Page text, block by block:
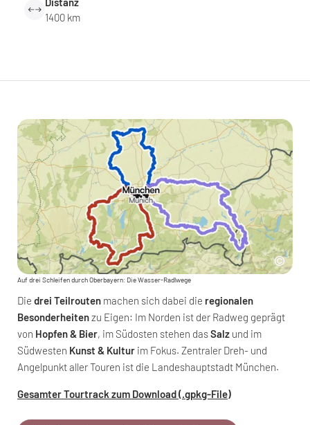
1400 km
Auf drei Schleifen durch Oberbayern: Die Wasser-Radlwege
Die drei Teilrouten machen sich dabei die regionalen
Besonderheitenzu Eigen: Im Norden ist der Radweg geprägt
von Hopfen & Bier, im Südosten stehen dasSalz und im
Südwesten Kunst & Kultur im Fokus. Zentraler Dreh- und
Angelpunkt aller Touren ist die Landeshauptstadt München.
Gesamter Tourtrack zum Download (.gpkg-File)